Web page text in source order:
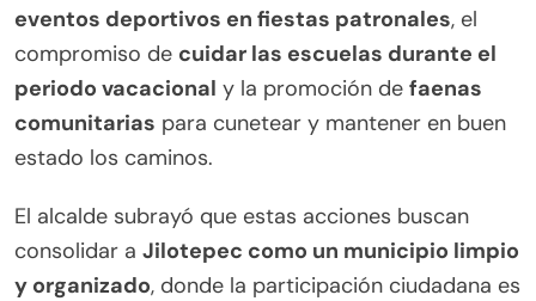
eventos deportivos en fiestas patronales, el
compromiso de cuidar las escuelas durante el
periodo vacacional y la promoción de faenas
comunitarias para cunetear y mantener en buen
estado los caminos.
El alcalde subrayó que estas acciones buscan
consolidar a Jilotepec como un municipio limpio
y organizado, donde la participación ciudadana es